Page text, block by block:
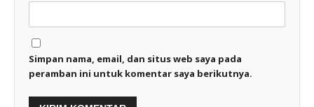
Simpan nama, email, dan situs web saya pada
peramban ini untuk komentar saya berikutnya.